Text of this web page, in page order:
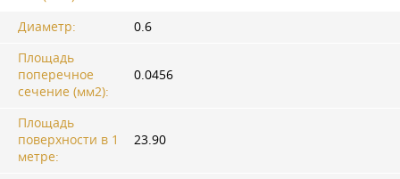
Диаметр:
0.6
Площадь
поперечное
сечение (мм2):
0.0456
Площадь
поверхности в 1
метре:
23.90